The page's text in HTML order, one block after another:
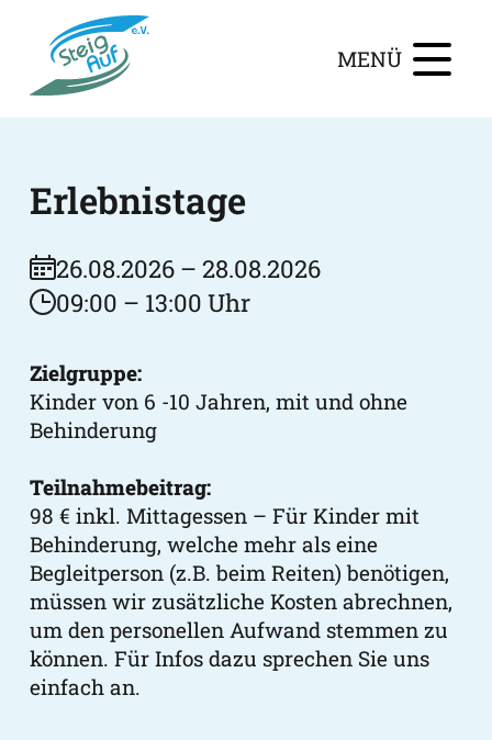
MENÜ
Erlebnistage
26.08.2026 – 28.08.2026
09:00 – 13:00 Uhr
Zielgruppe:
Kinder von 6 -10 Jahren, mit und ohne
Behinderung
Teilnahmebeitrag:
98 € inkl. Mittagessen – Für Kinder mit
Behinderung, welche mehr als eine
Begleitperson (z.B. beim Reiten) benötigen,
müssen wir zusätzliche Kosten abrechnen,
um den personellen Aufwand stemmen zu
können. Für Infos dazu sprechen Sie uns
einfach an.